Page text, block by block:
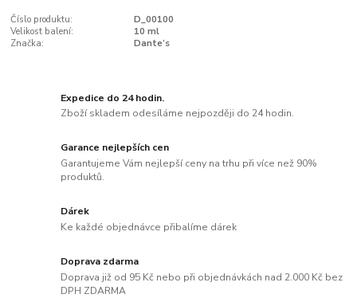
Číslo produktu:
D_00100
Velikost balení:
10 ml
Značka:
Dante’s
Expedice do 24 hodin.
Zboží skladem odesíláme nejpozději do 24 hodin.
Garance nejlepších cen
Garantujeme Vám nejlepší ceny na trhu při více než 90%
produktů.
Dárek
Ke každé objednávce přibalíme dárek
Doprava zdarma
Doprava již od 95 Kč nebo při objednávkách nad 2.000 Kč bez
DPH ZDARMA